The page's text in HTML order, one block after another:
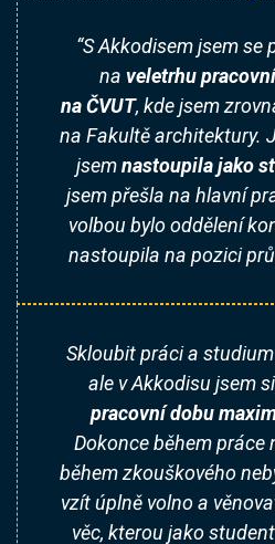
“S Akkodisem jsem se
na veletrhu
na ČVUT, kde jsem
na Fakultě architektury.
jsemnastoupila jako
jsem přešla na hlavní
volbou bylo oddělení
nastoupila na pozici
Skloubit práci a
ale v Akkodisu jsem
pracovní dobu
Dokonce během práce
během zkouškového
vzít úplně volno a
věc, kterou jako